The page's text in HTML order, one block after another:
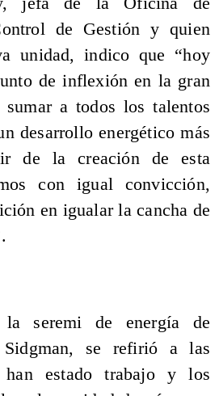
de Gestión y quien
unidad, indico que “hoy
de inflexión en la gran
a todos los talentos
desarrollo energético más
de la creación de esta
con igual convicción,
en igualar la cancha de
la seremi de energía de
Sidgman, se refirió a las
han estado trabajo y los